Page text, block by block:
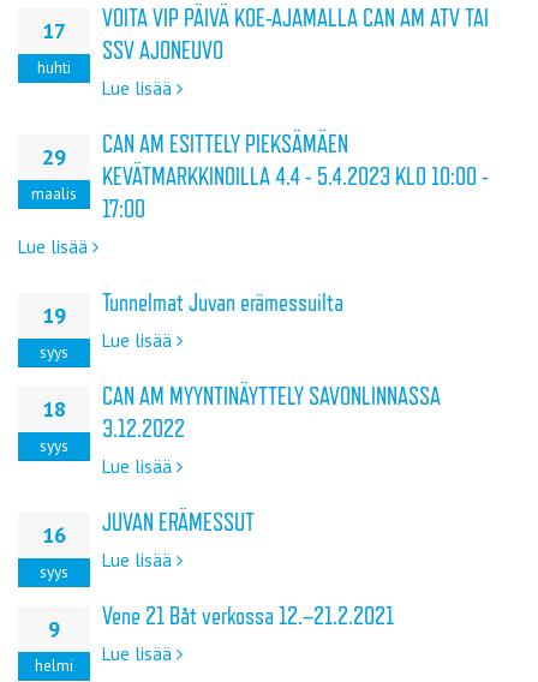
17
huhti
VOITA VIP PÄIVÄ KOE-AJAMALLA CAN AM ATV TAI
SSV AJONEUVO
Lue lisää
29
maalis
CAN AM ESITTELY PIEKSÄMÄEN
KEVÄTMARKKINOILLA 4.4 - 5.4.2023 KLO 10:00 -
17:00
Lue lisää
19
syys
Tunnelmat Juvan erämessuilta
Lue lisää
18
syys
CAN AM MYYNTINÄYTTELY SAVONLINNASSA
3.12.2022
Lue lisää
16
syys
JUVAN ERÄMESSUT
Lue lisää
9
helmi
Vene 21 Båt verkossa 12.–21.2.2021
Lue lisää